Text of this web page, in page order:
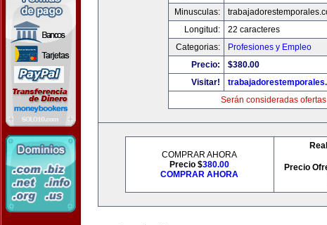
Minusculas:
Longitud:
22 caracteres
Categorias:
Profesiones y Empleo
Precio:
$380.00
Visitar!
Serán consideradas ofertas
COMPRAR AHORA
Precio $380.00
COMPRAR AHORA
Precio